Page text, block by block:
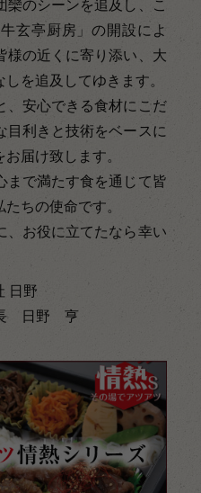
欒のシーンを追及し、こ
玄亭厨房」の開設によ
様の近くに寄り添い、大
を追及してゆきます。
、安心できる食材にこだ
目利きと技術をベースに
届け致します。
まで満たす食を通じて皆
ちの使命です。
、お役に立てたなら幸い
日野
長 日野 亨